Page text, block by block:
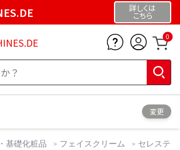
詳しくは
こちら
0
変更
基礎化粧品 フェイスクリーム
セレステ